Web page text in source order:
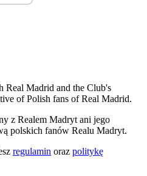
Real Madrid and the Club's
of Polish fans of Real Madrid.
z Realem Madryt ani jego
polskich fanów Realu Madryt.
regulamin oraz politykę